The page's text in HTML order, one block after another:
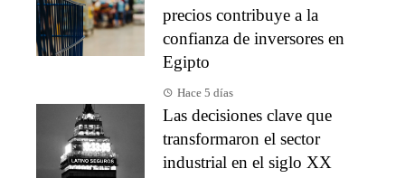
precios contribuye a la
confianza de inversores en
Egipto
Hace 5 días
Las decisiones clave que
transformaron el sector
industrial en el siglo XX